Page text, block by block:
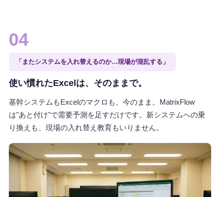
04
「またシステムを入れ替えるのか…現場が混乱する」
使い慣れたExcelは、そのままで。
基幹システムもExcelのマクロも、今のまま。MatrixFlow
は"あと付け"で需要予測を足すだけです。新システムへの乗
り換えも、現場の入れ替え教育もいりません。